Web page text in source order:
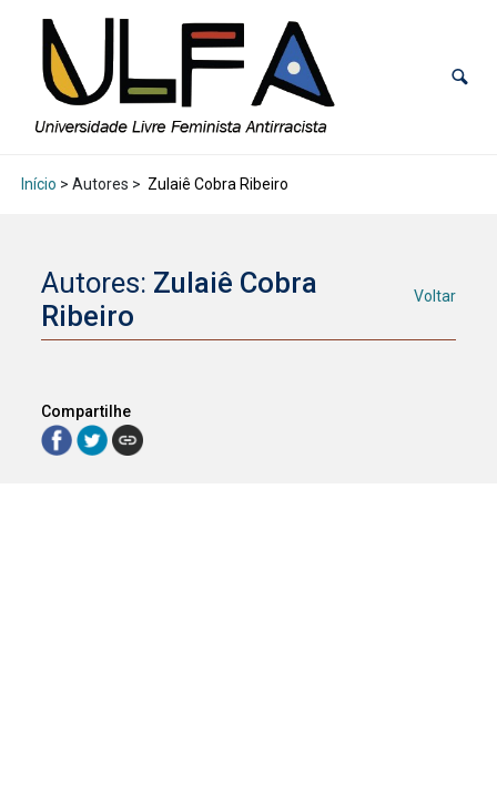
Início > Autores > Zulaiê Cobra Ribeiro
Autores: Zulaiê Cobra
Ribeiro
Voltar
Compartilhe